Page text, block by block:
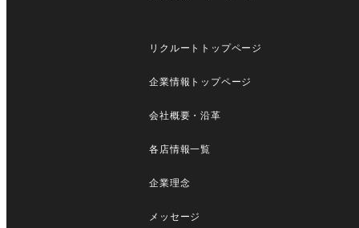
リクルートトップページ
企業情報トップページ
会社概要・沿革
各店情報一覧
企業理念
メッセージ